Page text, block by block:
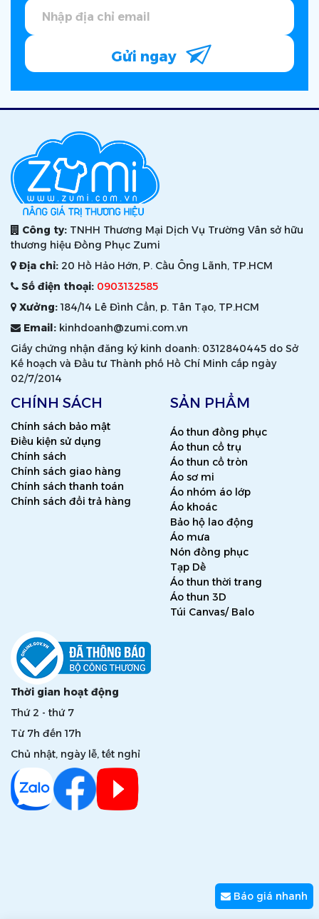
Gửi ngay
Công ty: TNHH Thương Mại Dịch Vụ Trường Vân sở hữu
thương hiệu Đồng Phục Zumi
Địa chỉ: 20 Hồ Hảo Hớn, P. Cầu Ông Lãnh, TP.HCM
Số điện thoại: 0903132585
Xưởng:184/14 Lê Đình Cẩn, p. Tân Tạo, TP.HCM
Email: kinhdoanh@zumi.com.vn
Giấy chứng nhận đăng ký kinh doanh: 0312840445 do Sở
Kế hoạch và Đầu tư Thành phố Hồ Chí Minh cấp ngày
02/7/2014
CHÍNH SÁCH
Chính sách bảo mật
Điều kiện sử dụng
Chính sách
Chính sách giao hàng
Chính sách thanh toán
Chính sách đổi trả hàng
SẢN PHẨM
Áo thun đồng phục
Áo thun cổ trụ
Áo thun cổ tròn
Áo sơ mi
Áo nhóm áo lớp
Áo khoác
Bảo hộ lao động
Áo mưa
Nón đồng phục
Tạp Dề
Áo thun thời trang
Áo thun 3D
Túi Canvas/ Balo
Thời gian hoạt động
Thứ 2 - thứ 7
Từ 7h đến 17h
Chủ nhật, ngày lễ, tết nghỉ
Báo giá nhanh